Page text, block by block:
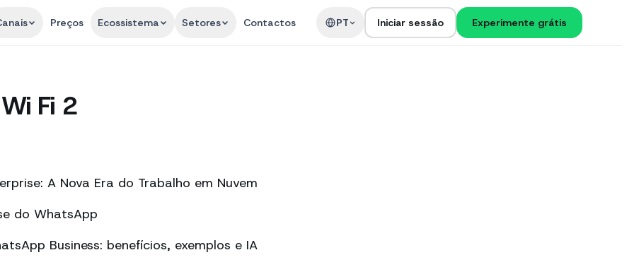
Preços Ecossistema Setores Contactos PT Iniciar sessão Experimente grátis
Fi 2
A Nova Era do Trabalho em Nuvem
do WhatsApp
Business: benefícios, exemplos e IA